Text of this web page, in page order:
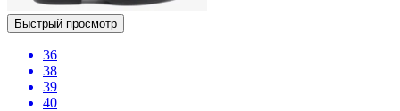
Быстрый просмотр
36
38
39
40